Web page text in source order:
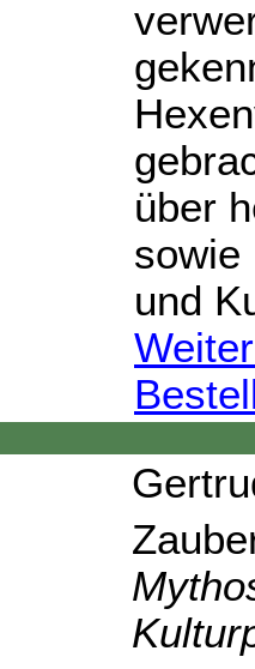
über
sowie
und